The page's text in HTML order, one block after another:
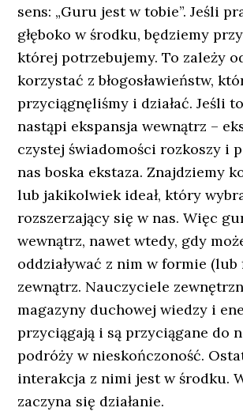
sens: „Guru jest w tobie”. Jeśli
głęboko w środku, będziemy
której potrzebujemy. To zależy
korzystać z błogosławieństw,
przyciągnęliśmy i działać. Jeśli
nastąpi ekspansja wewnątrz –
czystej świadomości rozkoszy i
nas boska ekstaza. Znajdziemy
lub jakikolwiek ideał, który
rozszerzający się w nas. Więc
wewnątrz, nawet wtedy, gdy
oddziaływać z nim w formie (lub
zewnątrz. Nauczyciele
magazyny duchowej wiedzy i
przyciągają i są przyciągane do
podróży w nieskończoność.
interakcja z nimi jest w środku.
zaczyna się działanie.